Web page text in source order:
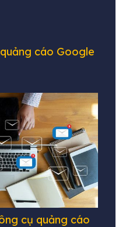
cáo Google
cụ quảng cáo